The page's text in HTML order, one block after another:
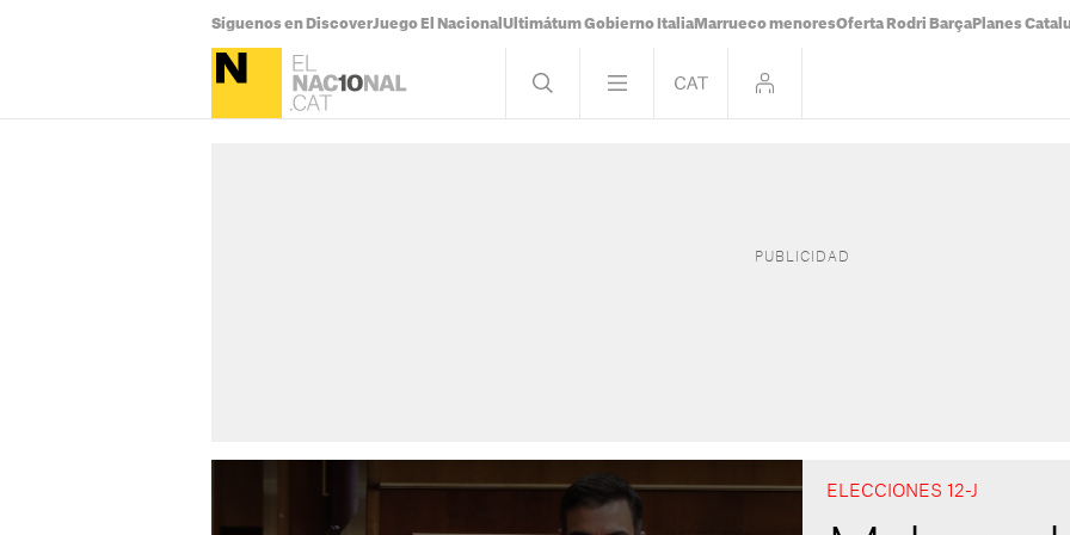
Síguenos en DiscoverJuego El Nacional Ultimátum Gobierno Italia Marrueco menoresOferta Rodri Barça Planes
ELECCIONES 12-J